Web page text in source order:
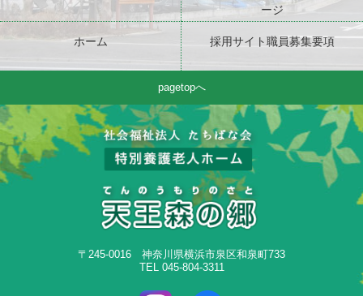
ージ
ホーム 採用サイト職員募集要項
pagetopへ
〒245-0016 神奈川県横浜市泉区和泉町733
TEL 045-804-3311